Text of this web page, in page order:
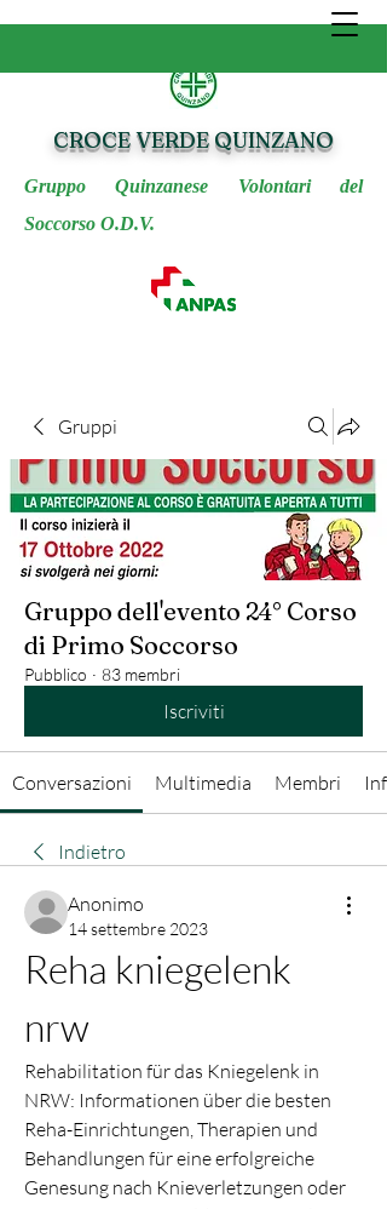
CROCE VERDE QUINZANO
Gruppo Quinzanese Volontari del
Soccorso O.D.V.
Gruppi
Gruppo dell'evento 24° Corso
di Primo Soccorso
Pubblico · 83 membri
Iscriviti
Conversazioni Multimedia Membri Info
Indietro
Anonimo
14 settembre 2023
Reha kniegelenk
nrw
Rehabilitation für das Kniegelenk in
NRW: Informationen über die besten
Reha-Einrichtungen, Therapien und
Behandlungen für eine erfolgreiche
Genesung nach Knieverletzungen oder